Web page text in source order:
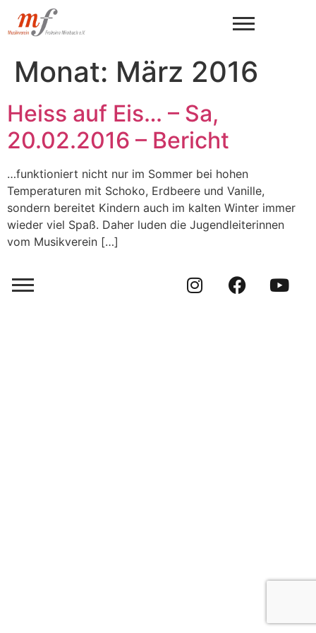
Monat: März 2016
Heiss auf Eis… – Sa,
20.02.2016 – Bericht
…funktioniert nicht nur im Sommer bei hohen
Temperaturen mit Schoko, Erdbeere und Vanille,
sondern bereitet Kindern auch im kalten Winter immer
wieder viel Spaß. Daher luden die Jugendleiterinnen
vom Musikverein […]